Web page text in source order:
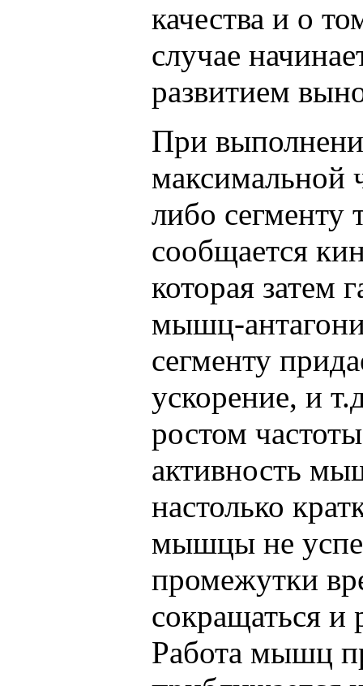
качества и о
случае
развитием
При
максимальной
либо сегменту
сообщается
которая затем
мышц-
сегменту
ускорение, и
ростом
активность
настолько
мышцы не
промежутки
сокращаться и
Работа мышц